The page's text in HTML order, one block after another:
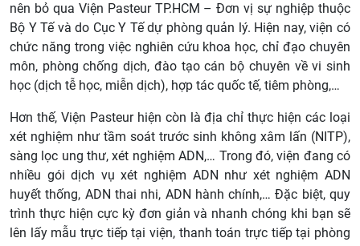
nên bỏ qua Viện Pasteur TP.HCM – Đơn vị sự nghiệp thuộc
Bộ Y Tế và do Cục Y Tế dự phòng quản lý. Hiện nay, viện có
chức năng trong việc nghiên cứu khoa học, chỉ đạo chuyên
môn, phòng chống dịch, đào tạo cán bộ chuyên về vi sinh
học (dịch tễ học, miễn dịch), hợp tác quốc tế, tiêm phòng,…
Hơn thế, Viện Pasteur hiện còn là địa chỉ thực hiện các loại
xét nghiệm như tầm soát trước sinh không xâm lấn (NITP),
sàng lọc ung thư, xét nghiệm ADN,… Trong đó, viện đang có
nhiều gói dịch vụ xét nghiệm ADN như xét nghiệm ADN
huyết thống, ADN thai nhi, ADN hành chính,… Đặc biệt, quy
trình thực hiện cực kỳ đơn giản và nhanh chóng khi bạn sẽ
lên lấy mẫu trực tiếp tại viện, thanh toán trực tiếp tại phòng